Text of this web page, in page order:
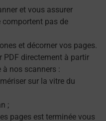
et vous assurer
comportent pas de
et décorner vos pages.
PDF directement à partir
nos scanners :
sur la vitre du
;
pages est terminée vous